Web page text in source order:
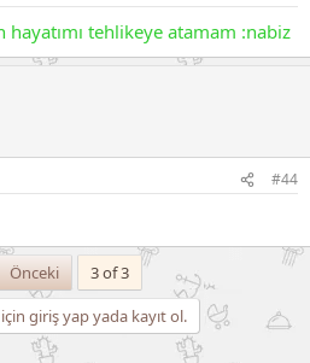
tehlikeye atamam :nabiz
#44
Önceki
3 of 3
giriş yap yada kayıt ol.